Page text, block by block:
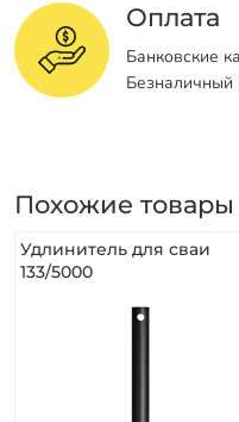
Оплата
Банковские
Безналичный
Похожие товары
Удлинитель для сваи
133/5000